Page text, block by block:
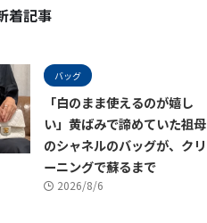
着記事
バッグ
「白のまま使えるのが嬉し
い」黄ばみで諦めていた祖母
のシャネルのバッグが、クリ
ーニングで蘇るまで
2026/8/6